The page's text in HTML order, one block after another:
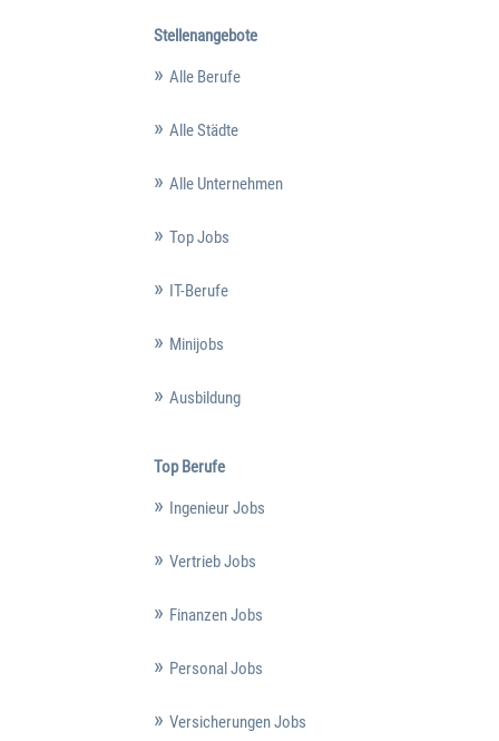
Stellenangebote
Alle Berufe
Alle Städte
Alle Unternehmen
Top Jobs
IT-Berufe
Minijobs
Ausbildung
Top Berufe
Ingenieur Jobs
Vertrieb Jobs
Finanzen Jobs
Personal Jobs
Versicherungen Jobs